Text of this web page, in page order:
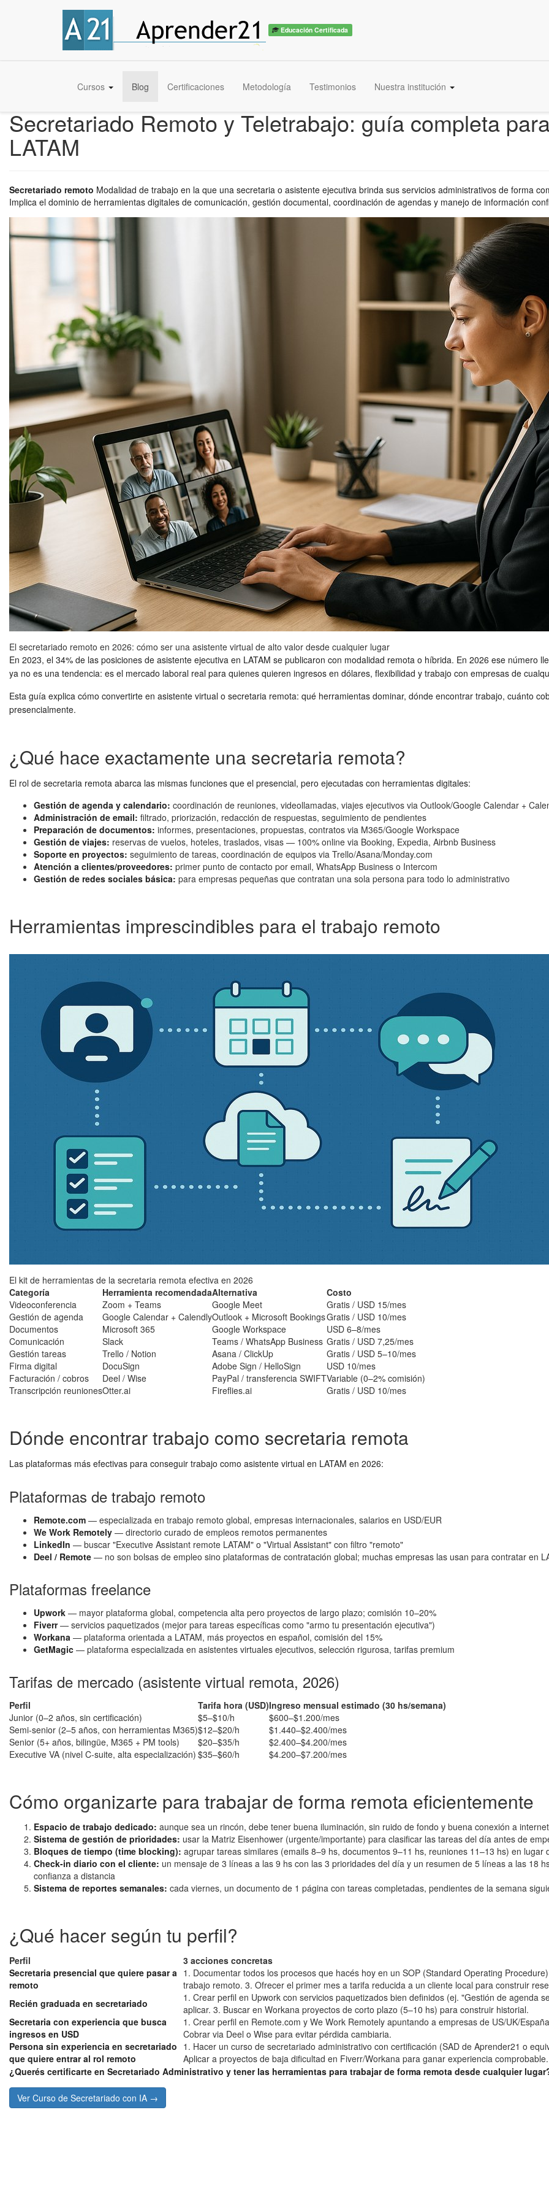
Educación Certificada
Cursos Blog Certificaciones Metodología Testimonios Nuestra institución
Secretariado Remoto y Teletrabajo: guía completa
LATAM
Secretariado remoto Modalidad de trabajo en la que una secretaria o asistente ejecutiva brinda sus servicios administrativos de forma
Implica el dominio de herramientas digitales de comunicación, gestión documental, coordinación de agendas y manejo de información
El secretariado remoto en 2026: cómo ser una asistente virtual de alto valor desde cualquier lugar
En 2023, el 34% de las posiciones de asistente ejecutiva en LATAM se publicaron con modalidad remota o híbrida. En 2026 ese número
ya no es una tendencia: es el mercado laboral real para quienes quieren ingresos en dólares, flexibilidad y trabajo con empresas de
Esta guía explica cómo convertirte en asistente virtual o secretaria remota: qué herramientas dominar, dónde encontrar trabajo, cuánto
presencialmente.
¿Qué hace exactamente una secretaria remota?
El rol de secretaria remota abarca las mismas funciones que el presencial, pero ejecutadas con herramientas digitales:
Gestión de agenda y calendario: coordinación de reuniones, videollamadas, viajes ejecutivos via Outlook/Google Calendar +
Administración de email: filtrado, priorización, redacción de respuestas, seguimiento de pendientes
Preparación de documentos: informes, presentaciones, propuestas, contratos via M365/Google Workspace
Gestión de viajes: reservas de vuelos, hoteles, traslados, visas — 100% online via Booking, Expedia, Airbnb Business
Soporte en proyectos: seguimiento de tareas, coordinación de equipos via Trello/Asana/Monday.com
Atención a clientes/proveedores: primer punto de contacto por email, WhatsApp Business o Intercom
Gestión de redes sociales básica: para empresas pequeñas que contratan una sola persona para todo lo administrativo
Herramientas imprescindibles para el trabajo remoto
El kit de herramientas de la secretaria remota efectiva en 2026
Categoría
Herramienta recomendadaAlternativa
Costo
Videoconferencia
Zoom + Teams Google Meet
Gratis / USD 15/mes
Gestión de agenda
Google Calendar + CalendlyOutlook + Microsoft BookingsGratis / USD 10/mes
Documentos
Microsoft 365 Google Workspace
USD 6–8/mes
Comunicación
Slack Teams / WhatsApp Business Gratis / USD 7,25/mes
Gestión tareas
Trello / Notion Asana / ClickUp
Gratis / USD 5–10/mes
Firma digital
DocuSign Adobe Sign / HelloSign
USD 10/mes
Facturación / cobros
Deel / Wise PayPal / transferencia SWIFTVariable (0–2% comisión)
Transcripción reunionesOtter.ai Fireflies.ai Gratis / USD 10/mes
Dónde encontrar trabajo como secretaria remota
Las plataformas más efectivas para conseguir trabajo como asistente virtual en LATAM en 2026:
Plataformas de trabajo remoto
Remote.com — especializada en trabajo remoto global, empresas internacionales, salarios en USD/EUR
We Work Remotely — directorio curado de empleos remotos permanentes
LinkedIn — buscar "Executive Assistant remote LATAM" o "Virtual Assistant" con filtro "remoto"
Deel / Remote — no son bolsas de empleo sino plataformas de contratación global; muchas empresas las usan para contratar en
Plataformas freelance
Upwork — mayor plataforma global, competencia alta pero proyectos de largo plazo; comisión 10–20%
Fiverr— servicios paquetizados (mejor para tareas específicas como "armo tu presentación ejecutiva")
Workana — plataforma orientada a LATAM, más proyectos en español, comisión del 15%
GetMagic — plataforma especializada en asistentes virtuales ejecutivos, selección rigurosa, tarifas premium
Tarifas de mercado (asistente virtual remota, 2026)
Perfil Tarifa hora (USD)Ingreso mensual estimado (30 hs/semana)
Junior (0–2 años, sin certificación)
$5–$10/h
$600–$1.200/mes
Semi-senior (2–5 años, con herramientas M365)$12–$20/h
$1.440–$2.400/mes
Senior (5+ años, bilingüe, M365 + PM tools)
$20–$35/h
$2.400–$4.200/mes
Executive VA (nivel C-suite, alta especialización) $35–$60/h $4.200–$7.200/mes
Cómo organizarte para trabajar de forma remota eficientemente
Espacio de trabajo dedicado: aunque sea un rincón, debe tener buena iluminación, sin ruido de fondo y buena conexión a
Sistema de gestión de prioridades: usar la Matriz Eisenhower (urgente/importante) para clasificar las tareas del día antes de
Bloques de tiempo (time blocking): agrupar tareas similares (emails 8–9 hs, documentos 9–11 hs, reuniones 11–13 hs) en
Check-in diario con el cliente: un mensaje de 3 líneas a las 9 hs con las 3 prioridades del día y un resumen de 5 líneas a las 18
confianza a distancia
Sistema de reportes semanales: cada viernes, un documento de 1 página con tareas completadas, pendientes de la semana
¿Qué hacer según tu perfil?
Perfil
3 acciones concretas
Secretaria presencial que quiere pasar a
remoto
1. Documentar todos los procesos que hacés hoy en un SOP (Standard Operating
trabajo remoto. 3. Ofrecer el primer mes a tarifa reducida a un cliente local para construir
Recién graduada en secretariado
1. Crear perfil en Upwork con servicios paquetizados bien definidos (ej. "Gestión de agenda
aplicar. 3. Buscar en Workana proyectos de corto plazo (5–10 hs) para construir historial.
Secretaria con experiencia que busca
ingresos en USD
1. Crear perfil en Remote.com y We Work Remotely apuntando a empresas de US/UK/
Cobrar via Deel o Wise para evitar pérdida cambiaria.
Persona sin experiencia en secretariado
que quiere entrar al rol remoto
1. Hacer un curso de secretariado administrativo con certificación (SAD de Aprender21 o
Aplicar a proyectos de baja dificultad en Fiverr/Workana para ganar experiencia comprobable.
¿Querés certificarte en Secretariado Administrativo y tener las herramientas para trabajar de forma remota desde cualquier
Ver Curso de Secretariado con IA →